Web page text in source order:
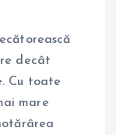
decât
Cu toate
mare